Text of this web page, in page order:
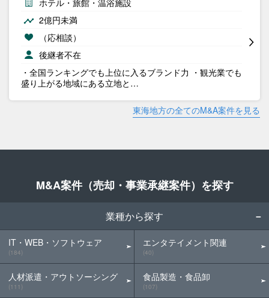
ホテル・旅館・温浴施設
2億円未満
（応相談）
後継者不在
・全国ランキングでも上位に入るブランド力 ・観光業でも
盛り上がる地域にある立地と…
東海地方の全てのM&A案件を見る
M&A案件（売却・事業承継案件）を探す
業種から探す
IT・WEB・ソフトウェア
(184)
人材派遣・アウトソーシング
(111)
エンタテイメント関連
(40)
食品製造・食品卸
(107)